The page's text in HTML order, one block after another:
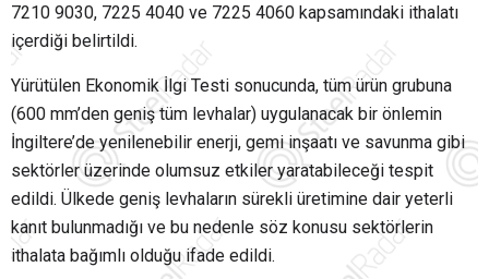
7210 9030, 7225 4040 ve 7225 4060 kapsamındaki ithalatı
içerdiği belirtildi.
Yürütülen Ekonomik İlgi Testi sonucunda, tüm ürün grubuna
(600 mm’den geniş tüm levhalar) uygulanacak bir önlemin
İngiltere’de yenilenebilir enerji, gemi inşaatı ve savunma gibi
sektörler üzerinde olumsuz etkiler yaratabileceği tespit
edildi. Ülkede geniş levhaların sürekli üretimine dair yeterli
kanıt bulunmadığı ve bu nedenle söz konusu sektörlerin
ithalata bağımlı olduğu ifade edildi.